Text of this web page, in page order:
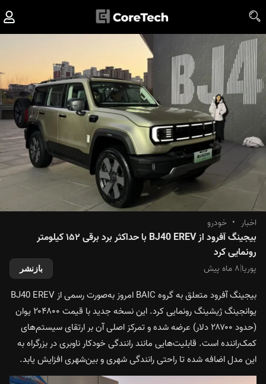
اخبار • خودرو
بیجینگ آفرود از BJ40 EREV با حداکثر برد برقی ۱۵۲ کیلومتر
رونمایی کرد
پوریا|۸ ماه پیش بازنشر
بیجینگ آفرود متعلق به گروه BAIC امروز به‌صورت رسمی از BJ40 EREV
یوانجینگ ژیشینگ رونمایی کرد. این نسخه جدید با قیمت ۲۰۴۸۰۰ یوان
(حدود ۲۸۷۰۰ دلار) عرضه شده و تمرکز اصلی آن بر ارتقای سیستم‌های
کمک‌راننده است. قابلیت‌هایی مانند رانندگی خودکار ناوبری در بزرگراه به
این مدل اضافه شده تا راحتی رانندگی شهری و بین‌شهری افزایش یابد.